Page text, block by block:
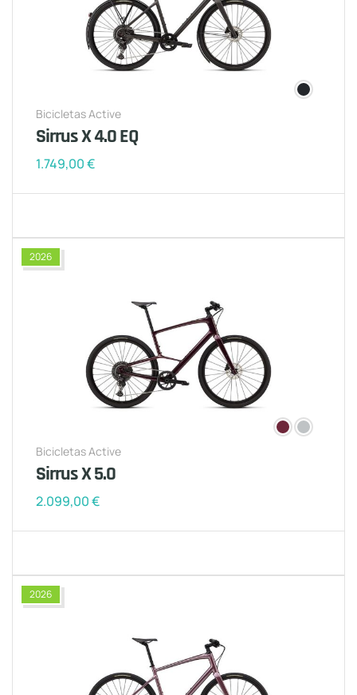
Bicicletas Active
Sirrus X 4.0 EQ
1.749,00€
2026
Bicicletas Active
Sirrus X 5.0
2.099,00€
2026